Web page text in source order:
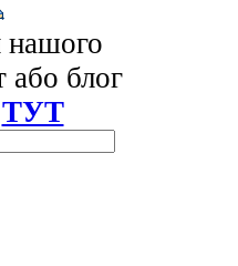
нашого
або блог
ТУТ